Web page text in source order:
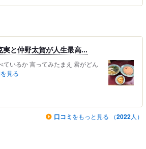
と仲野太賀が人生最高...
いるか 言ってみたまえ 君がどん
見る
口コミ をもっと見る （2022人）